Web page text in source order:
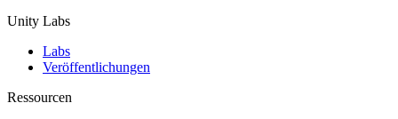
Unity Labs
Labs
Veröffentlichungen
Ressourcen